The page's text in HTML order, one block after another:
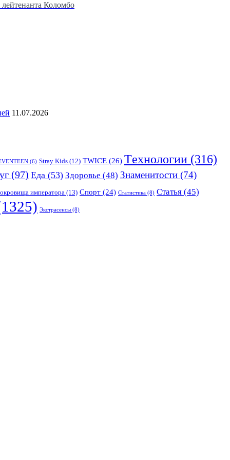
Коломбо
11.07.2026
(6) Stray Kids (12) TWICE (26) Tехнологии (316)
(97) Еда (53) Здоровье (48) Знаменитости (74)
императора (13) Спорт (24) Статистика (8) Статья (45)
Экстрасенсы (8)